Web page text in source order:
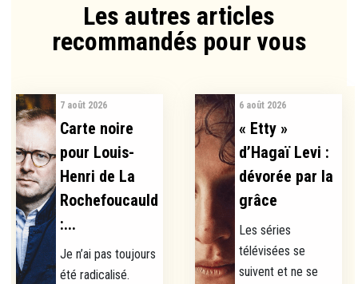
Les autres articles
recommandés pour vous​
7 août 2026
Carte noire
pour Louis-
Henri de La
Rochefoucauld
:...
Je n’ai pas toujours
été radicalisé.
6 août 2026
« Etty »
d’Hagaï Levi :
dévorée par la
grâce
Les séries
télévisées se
suivent et ne se